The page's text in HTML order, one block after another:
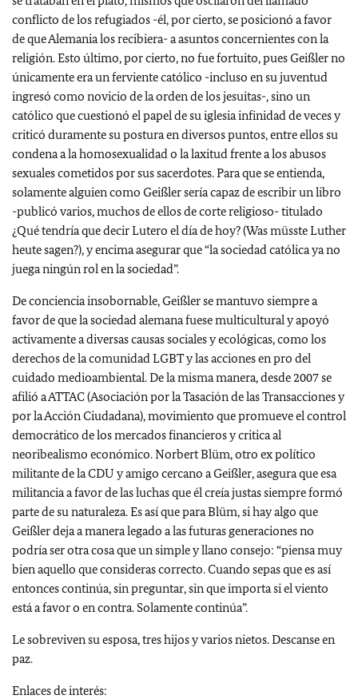
conflicto de los refugiados -él, por cierto, se posicionó a favor
de que Alemania los recibiera- a asuntos concernientes con la
religión. Esto último, por cierto, no fue fortuito, pues Geißler no
únicamente era un ferviente católico -incluso en su juventud
ingresó como novicio de la orden de los jesuitas-, sino un
católico que cuestionó el papel de su iglesia infinidad de veces y
criticó duramente su postura en diversos puntos, entre ellos su
condena a la homosexualidad o la laxitud frente a los abusos
sexuales cometidos por sus sacerdotes. Para que se entienda,
solamente alguien como Geißler sería capaz de escribir un libro
-publicó varios, muchos de ellos de corte religioso- titulado
¿Qué tendría que decir Lutero el día de hoy? (Was müsste Luther
heute sagen?), y encima asegurar que “la sociedad católica ya no
juega ningún rol en la sociedad”.
De conciencia insobornable, Geißler se mantuvo siempre a
favor de que la sociedad alemana fuese multicultural y apoyó
activamente a diversas causas sociales y ecológicas, como los
derechos de la comunidad LGBT y las acciones en pro del
cuidado medioambiental. De la misma manera, desde 2007 se
afilió a ATTAC (Asociación por la Tasación de las Transacciones y
por la Acción Ciudadana), movimiento que promueve el control
democrático de los mercados financieros y critica al
neoribealismo económico. Norbert Blüm, otro ex político
militante de la CDU y amigo cercano a Geißler, asegura que esa
militancia a favor de las luchas que él creía justas siempre formó
parte de su naturaleza. Es así que para Blüm, si hay algo que
Geißler deja a manera legado a las futuras generaciones no
podría ser otra cosa que un simple y llano consejo: “piensa muy
bien aquello que consideras correcto. Cuando sepas que es así
entonces continúa, sin preguntar, sin que importa si el viento
está a favor o en contra. Solamente continúa”.
Le sobreviven su esposa, tres hijos y varios nietos. Descanse en
paz.
Enlaces de interés: